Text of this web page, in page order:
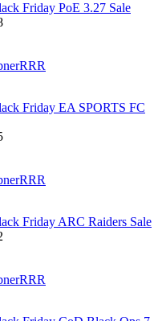
Friday PoE 3.27 Sale
Friday EA SPORTS FC
Friday ARC Raiders Sale